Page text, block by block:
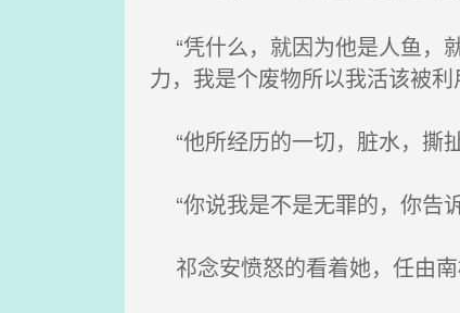
“凭什么，就因为他是人鱼，
力，我是个废物所以我活该被
“他所经历的一切，脏水，撕
“你说我是不是无罪的，你告
祁念安愤怒的看着她，任由南